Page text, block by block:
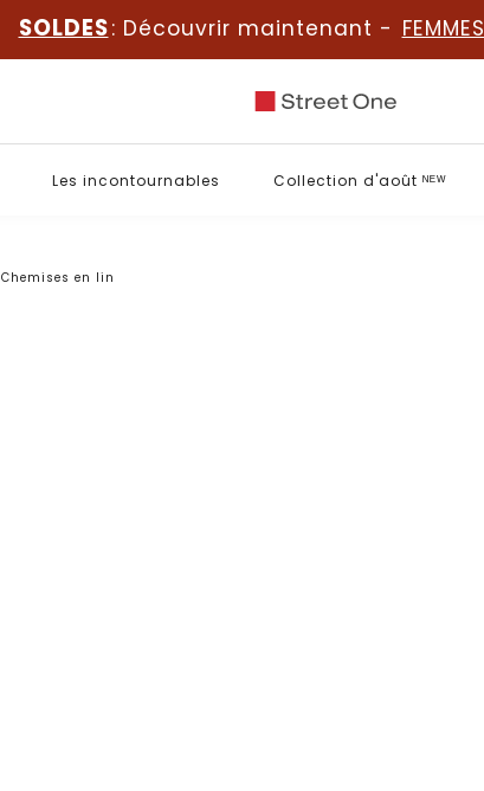
SOLDES: Découvrir maintenant - FEMMES
Les incontournables Collection d'août ᴺᴱᵂ
Chemises en lin